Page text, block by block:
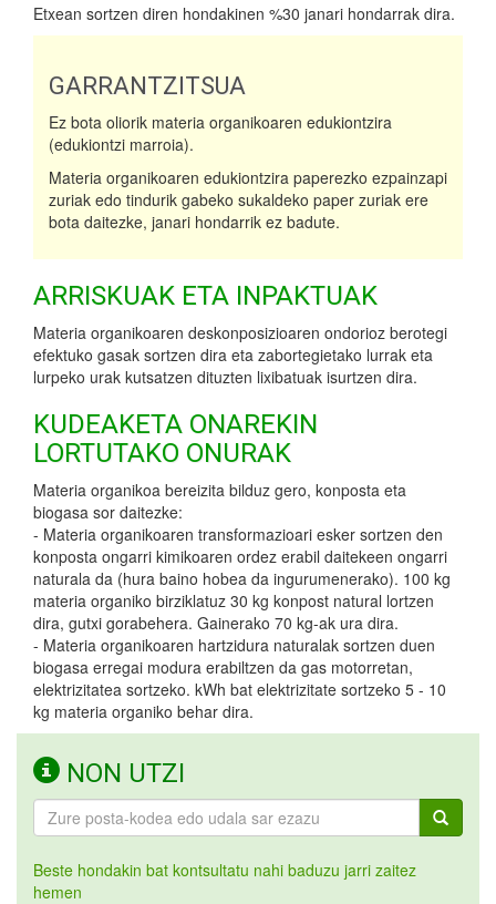
Etxean sortzen diren hondakinen %30 janari hondarrak dira.
GARRANTZITSUA
Ez bota oliorik materia organikoaren edukiontzira
(edukiontzi marroia).
Materia organikoaren edukiontzira paperezko ezpainzapi
zuriak edo tindurik gabeko sukaldeko paper zuriak ere
bota daitezke, janari hondarrik ez badute.
ARRISKUAK ETA INPAKTUAK
Materia organikoaren deskonposizioaren ondorioz berotegi
efektuko gasak sortzen dira eta zabortegietako lurrak eta
lurpeko urak kutsatzen dituzten lixibatuak isurtzen dira.
KUDEAKETA ONAREKIN
LORTUTAKO ONURAK
Materia organikoa bereizita bilduz gero, konposta eta
biogasa sor daitezke:
- Materia organikoaren transformazioari esker sortzen den
konposta ongarri kimikoaren ordez erabil daitekeen ongarri
naturala da (hura baino hobea da ingurumenerako). 100 kg
materia organiko birziklatuz 30 kg konpost natural lortzen
dira, gutxi gorabehera. Gainerako 70 kg-ak ura dira.
- Materia organikoaren hartzidura naturalak sortzen duen
biogasa erregai modura erabiltzen da gas motorretan,
elektrizitatea sortzeko. kWh bat elektrizitate sortzeko 5 - 10
kg materia organiko behar dira.
NON UTZI
Beste hondakin bat kontsultatu nahi baduzu jarri zaitez
hemen